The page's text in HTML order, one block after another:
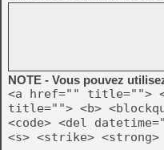
NOTE - Vous pouvez
<a href="" title="">
title=""> <b>
<code> <del
<s> <strike> <strong>